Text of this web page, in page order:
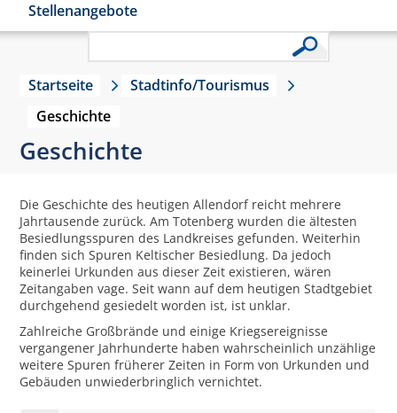
Stellenangebote
Startseite
Stadtinfo/Tourismus
Geschichte
Geschichte
Die Geschichte des heutigen Allendorf reicht mehrere
Jahrtausende zurück. Am Totenberg wurden die ältesten
Besiedlungsspuren des Landkreises gefunden. Weiterhin
finden sich Spuren Keltischer Besiedlung. Da jedoch
keinerlei Urkunden aus dieser Zeit existieren, wären
Zeitangaben vage. Seit wann auf dem heutigen Stadtgebiet
durchgehend gesiedelt worden ist, ist unklar.
Zahlreiche Großbrände und einige Kriegsereignisse
vergangener Jahrhunderte haben wahrscheinlich unzählige
weitere Spuren früherer Zeiten in Form von Urkunden und
Gebäuden unwiederbringlich vernichtet.